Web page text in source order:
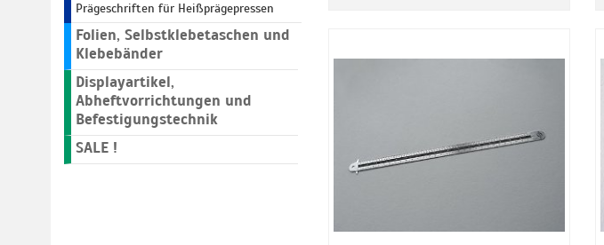
Prägeschriften für Heißprägepressen
Folien, Selbstklebetaschen und
Klebebänder
Displayartikel,
Abheftvorrichtungen und
Befestigungstechnik
SALE !